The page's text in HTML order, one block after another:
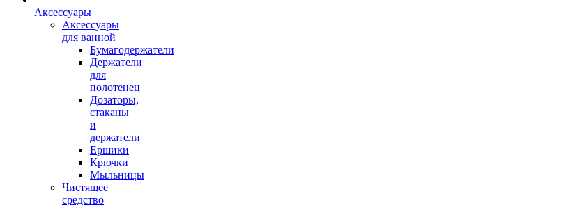
Аксессуары
Аксессуары
для ванной
Бумагодержатели
Держатели
для
полотенец
Дозаторы,
стаканы
и
держатели
Ершики
Крючки
Мыльницы
Чистящее
средство